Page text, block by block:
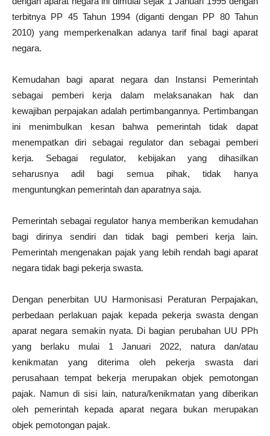
terbitnya PP 45 Tahun 1994 (diganti dengan PP 80 Tahun
2010) yang memperkenalkan adanya tarif final bagi aparat
negara.
Kemudahan bagi aparat negara dan Instansi Pemerintah
sebagai pemberi kerja dalam melaksanakan hak dan
kewajiban perpajakan adalah pertimbangannya. Pertimbangan
ini menimbulkan kesan bahwa pemerintah tidak dapat
menempatkan diri sebagai regulator dan sebagai pemberi
kerja. Sebagai regulator, kebijakan yang dihasilkan
seharusnya adil bagi semua pihak, tidak hanya
menguntungkan pemerintah dan aparatnya saja.
Pemerintah sebagai regulator hanya memberikan kemudahan
bagi dirinya sendiri dan tidak bagi pemberi kerja lain.
Pemerintah mengenakan pajak yang lebih rendah bagi aparat
negara tidak bagi pekerja swasta.
Dengan penerbitan UU Harmonisasi Peraturan Perpajakan,
perbedaan perlakuan pajak kepada pekerja swasta dengan
aparat negara semakin nyata. Di bagian perubahan UU PPh
yang berlaku mulai 1 Januari 2022, natura dan/atau
kenikmatan yang diterima oleh pekerja swasta dari
perusahaan tempat bekerja merupakan objek pemotongan
pajak. Namun di sisi lain, natura/kenikmatan yang diberikan
oleh pemerintah kepada aparat negara bukan merupakan
objek pemotongan pajak.